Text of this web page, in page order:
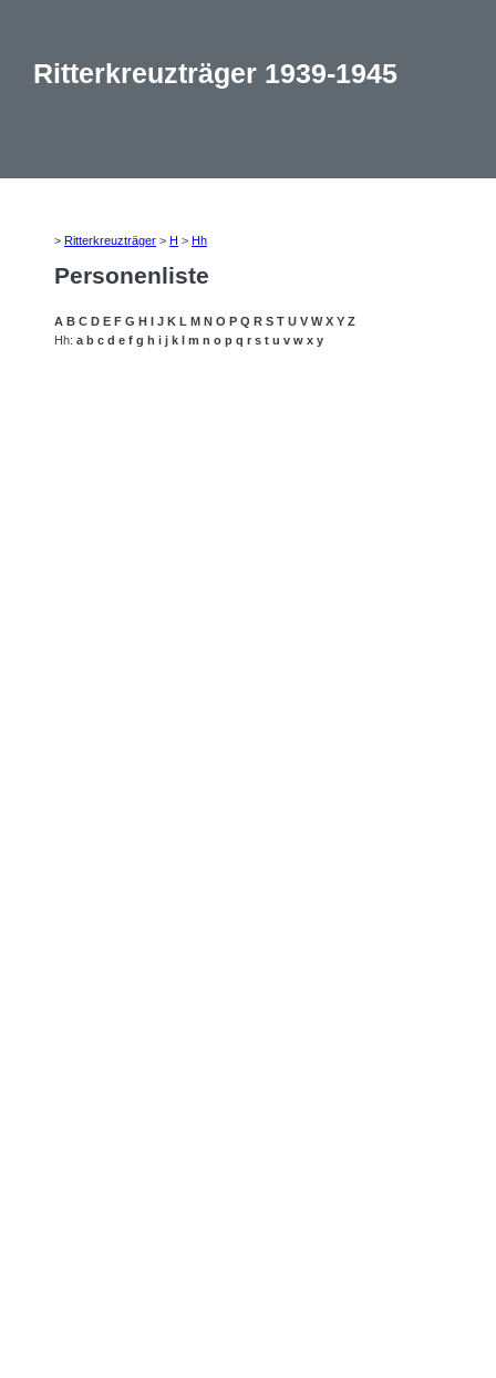
Ritterkreuzträger 1939-1945
> Ritterkreuzträger > H > Hh
Personenliste
A B C D E F G H I J K L M N O P Q R S T U V W X Y Z
Hh: a b c d e f g h i j k l m n o p q r s t u v w x y